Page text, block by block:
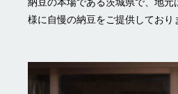
様に自慢の納豆をご提供しており